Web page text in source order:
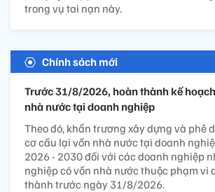
trong vụ tai nạn này.
Chính sách mới
Trước 31/8/2026, hoàn thành kế
nhà nước tại doanh nghiệp
Theo đó, khẩn trương xây dựng và phê
cơ cấu lại vốn nhà nước tại doanh
2026 - 2030 đối với các doanh nghiệp
nghiệp có vốn nhà nước thuộc phạm vi
thành trước ngày 31/8/2026.